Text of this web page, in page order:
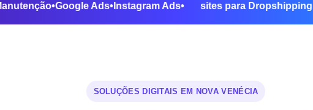
•Manutenção•Google Ads•Instagram Ads• sites para
SOLUÇÕES DIGITAIS EM NOVA VENÉCIA